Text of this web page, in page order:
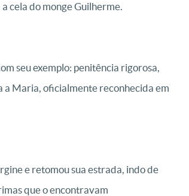
cela do monge Guilherme.
seu exemplo: penitência rigorosa,
a Maria, oficialmente reconhecida em
e retomou sua estrada, indo de
que o encontravam